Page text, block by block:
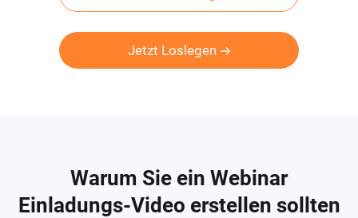
Jetzt Loslegen
Warum Sie ein Webinar
Einladungs-Video erstellen sollten